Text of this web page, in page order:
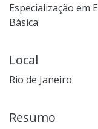
Especialização em
Básica
Local
Rio de Janeiro
Resumo